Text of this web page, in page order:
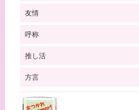
友情
呼称
推し活
方言